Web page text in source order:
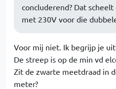
concluderend? Dat
met 230V voor die
Voor mij niet. Ik begrijp je
De streep is op de min vd
Zit de zwarte meetdraad in
meter?